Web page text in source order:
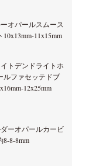
オパールスムース
11x15mm
トデンドライトホ
ルファセッテドブ
12x25mm
ーオパールカービ
8-8-8mm